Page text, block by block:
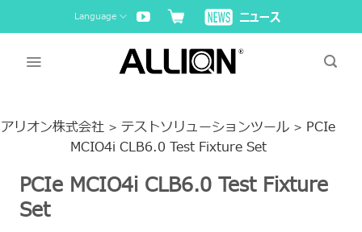
to
Language
アリオン株式会社 >テストソリューションツール > PCIe
MCIO4i CLB6.0 Test Fixture Set
PCIe MCIO4i CLB6.0 Test Fixture
Set